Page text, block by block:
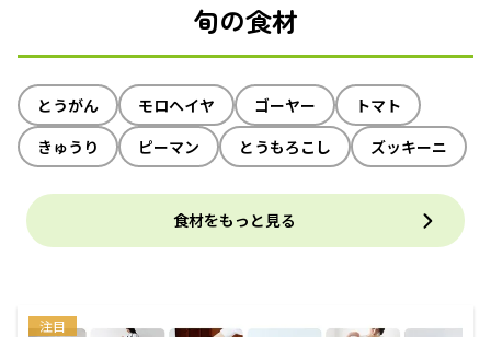
旬の食材
とうがん モロヘイヤ ゴーヤー
トマト
きゅうり
ピーマン とうもろこし ズッキーニ
食材をもっと見る
注目